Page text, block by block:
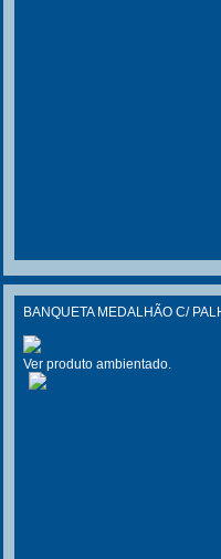
BANQUETA MEDALHÃO C/
Ver produto ambientado.